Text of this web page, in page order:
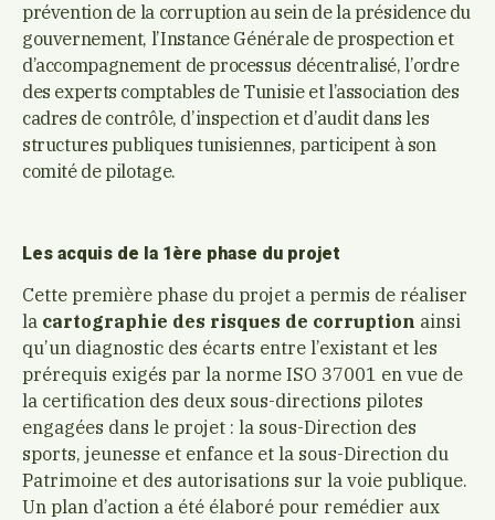
prévention de la corruption au sein de la présidence du
gouvernement, l’Instance Générale de prospection et
d’accompagnement de processus décentralisé, l’ordre
des experts comptables de Tunisie et l’association des
cadres de contrôle, d’inspection et d’audit dans les
structures publiques tunisiennes, participent à son
comité de pilotage.
Les acquis de la 1ère phase du projet
Cette première phase du projet a permis de réaliser
la cartographie des risques de corruption ainsi
qu’un diagnostic des écarts entre l’existant et les
prérequis exigés par la norme ISO 37001 en vue de
la certification des deux sous-directions pilotes
engagées dans le projet : la sous-Direction des
sports, jeunesse et enfance et la sous-Direction du
Patrimoine et des autorisations sur la voie publique.
Un plan d’action a été élaboré pour remédier aux